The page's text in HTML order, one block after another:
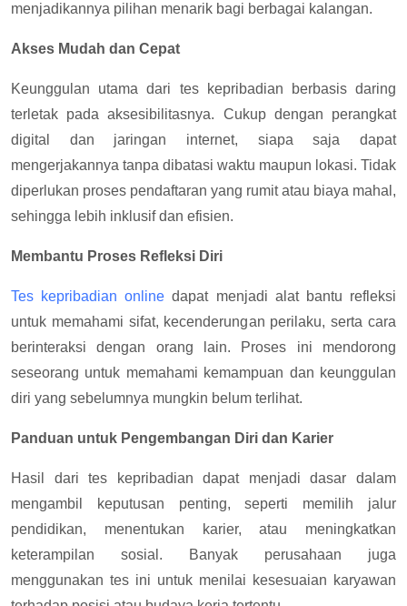
menjadikannya pilihan menarik bagi berbagai kalangan.
Akses Mudah dan Cepat
Keunggulan utama dari tes kepribadian berbasis daring
terletak pada aksesibilitasnya. Cukup dengan perangkat
digital dan jaringan internet, siapa saja dapat
mengerjakannya tanpa dibatasi waktu maupun lokasi. Tidak
diperlukan proses pendaftaran yang rumit atau biaya mahal,
sehingga lebih inklusif dan efisien.
Membantu Proses Refleksi Diri
Tes kepribadian online dapat menjadi alat bantu refleksi
untuk memahami sifat, kecenderungan perilaku, serta cara
berinteraksi dengan orang lain. Proses ini mendorong
seseorang untuk memahami kemampuan dan keunggulan
diri yang sebelumnya mungkin belum terlihat.
Panduan untuk Pengembangan Diri dan Karier
Hasil dari tes kepribadian dapat menjadi dasar dalam
mengambil keputusan penting, seperti memilih jalur
pendidikan, menentukan karier, atau meningkatkan
keterampilan sosial. Banyak perusahaan juga
menggunakan tes ini untuk menilai kesesuaian karyawan